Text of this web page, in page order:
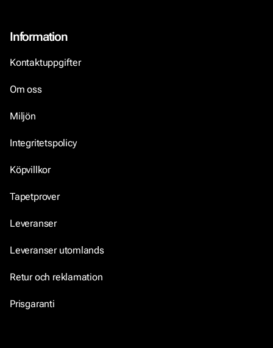
Information
Kontaktuppgifter
Om oss
Miljön
Integritetspolicy
Köpvillkor
Tapetprover
Leveranser
Leveranser utomlands
Retur och reklamation
Prisgaranti